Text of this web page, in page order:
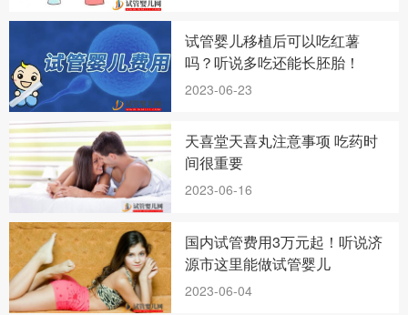
试管婴儿移植后可以吃红薯
吗？听说多吃还能长胚胎！
2023-06-23
天喜堂天喜丸注意事项 吃药时
间很重要
2023-06-16
国内试管费用3万元起！听说济
源市这里能做试管婴儿
2023-06-04